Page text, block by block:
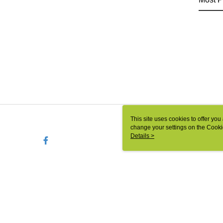
This site uses cookies to offer
change your settings on the
use of cookies as described in our
Details >